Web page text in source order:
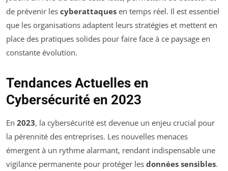
de prévenir les cyberattaques en temps réel. Il est essentiel
que les organisations adaptent leurs stratégies et mettent en
place des pratiques solides pour faire face à ce paysage en
constante évolution.
Tendances Actuelles en
Cybersécurité en 2023
En 2023, la cybersécurité est devenue un enjeu crucial pour
la pérennité des entreprises. Les nouvelles menaces
émergent à un rythme alarmant, rendant indispensable une
vigilance permanente pour protéger les données sensibles.